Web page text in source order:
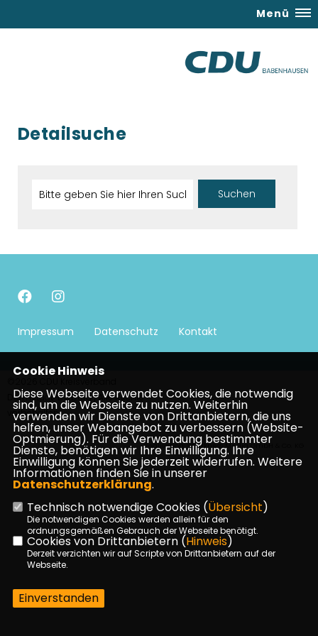
Menü
Detailsuche
Impressum Datenschutz Kontakt
Darmstadt-Dieburg | Alle Rechte
vorbehalten.
Realisation: Sharkness Media GmbH & Co. KG
Cookie Hinweis
Diese Webseite verwendet Cookies, die notwendig
sind, um die Webseite zu nutzen. Weiterhin
verwenden wir Dienste von Drittanbietern, die uns
helfen, unser Webangebot zu verbessern (Website-
Optmierung). Für die Verwendung bestimmter
Dienste, benötigen wir Ihre Einwilligung. Ihre
Einwilligung können Sie jederzeit widerrufen. Weitere
Informationen finden Sie in unserer
Datenschutzerklärung.
Technisch notwendige Cookies (Übersicht)
Die notwendigen Cookies werden allein für den
ordnungsgemäßen Gebrauch der Webseite benötigt.
Cookies von Drittanbietern (Hinweis)
Derzeit verzichten wir auf Scripte von Drittanbietern auf der
Webseite.
Einverstanden